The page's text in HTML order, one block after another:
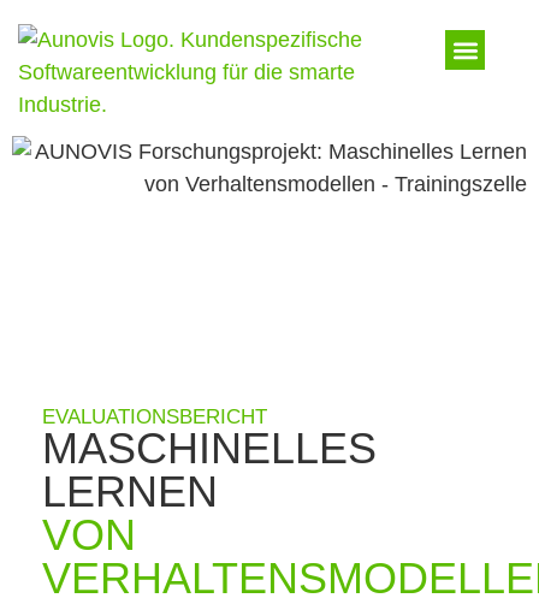
EVALUATIONSBERICHT
MASCHINELLES
LERNEN
VON